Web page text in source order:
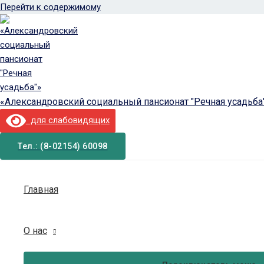
Перейти к содержимому
«Александровский социальный пансионат "Речная
для слабовидящих
Тел.: (8-02154) 60098
Главная
О нас